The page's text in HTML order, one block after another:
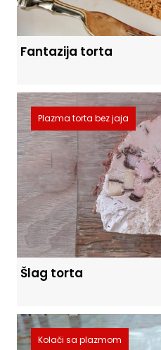
Fantazija torta
Plazma torta bez jaja
Šlag torta
Kolači sa plazmom